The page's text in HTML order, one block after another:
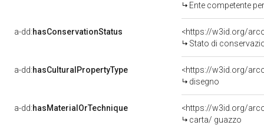
Ente competente per
a-dd:hasConservationStatus
<https://w3id.org/
Stato di
a-dd:hasCulturalPropertyType
<https://w3id.org/
disegno
a-dd:hasMaterialOrTechnique
<https://w3id.org/
carta/ guazzo